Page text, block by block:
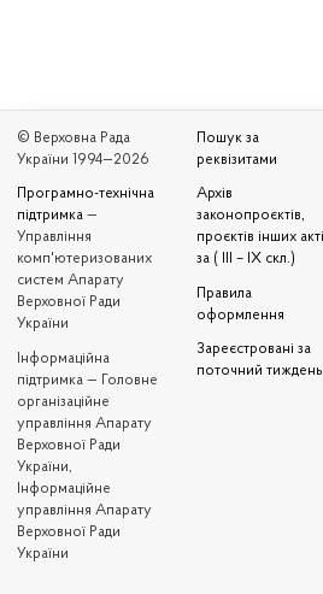
© Верховна Рада
України 1994—2026
Програмно-технічна
підтримка —
Управління
комп'ютеризованих
систем Апарату
Верховної Ради
України
Iнформаційна
підтримка — Головне
організаційне
управління Апарату
Верховної Ради
України,
Інформаційне
управління Апарату
Верховної Ради
України
Пошук за
реквізитами
Архів
законопроєктів,
проєктів інших
за ( III – IX скл.)
Правила
оформлення
Зареєстровані за
поточний тиждень